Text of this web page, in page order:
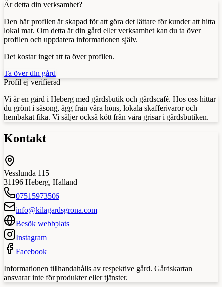
Är detta din verksamhet?
Den här profilen är skapad för att göra det lättare för kunder att hitta
lokal mat. Om detta är din gård eller verksamhet kan du ta över
profilen och uppdatera informationen själv.
Det kostar inget att ta över profilen.
Ta över din gård
Profil ej verifierad
Vi är en gård i Heberg med gårdsbutik och gårdscafé. Hos oss hittar
du grönt i säsong, ägg från våra höns, lokala skafferivaror och
hembakat fika. Vi säljer också kött från våra grisar i gårdsbutiken.
Kontakt
Vesslunda 115
31196 Heberg, Halland
07515973506
info@kilagardsgrona.com
Besök webbplats
Instagram
Facebook
Informationen tillhandahålls av respektive gård. Gårdskartan
ansvarar inte för produkter eller tjänster.